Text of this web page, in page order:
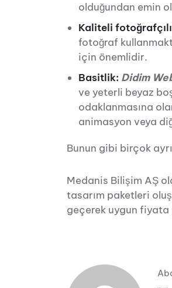
olduğundan emin
Kaliteli
fotoğraf
için önemlidir.
Basitlik: Didim
ve yeterli beyaz
odaklanmasına
animasyon veya
Bunun gibi birçok
Medanis Bilişim AŞ
tasarım paketleri
geçerek uygun